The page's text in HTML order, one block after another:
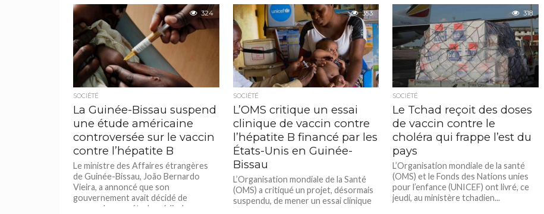
actuellement en...
324
SOCIÉTÉ
La Guinée-Bissau suspend
une étude américaine
controversée sur le vaccin
contre l’hépatite B
Le ministre des Affaires étrangères
de Guinée-Bissau, João Bernardo
Vieira, a annoncé que son
gouvernement avait décidé de
suspendre une étude médicale...
353
SOCIÉTÉ
L’OMS critique un essai
clinique de vaccin contre
l’hépatite B financé par les
États-Unis en Guinée-
Bissau
L’Organisation mondiale de la Santé
(OMS) a critiqué un projet, désormais
suspendu, de mener un essai clinique
318
SOCIÉTÉ
Le Tchad reçoit des doses
de vaccin contre le
choléra qui frappe l’est du
pays
L’Organisation mondiale de la santé
(OMS) et le Fonds des Nations unies
pour l’enfance (UNICEF) ont livré, ce
jeudi, au ministère tchadien...